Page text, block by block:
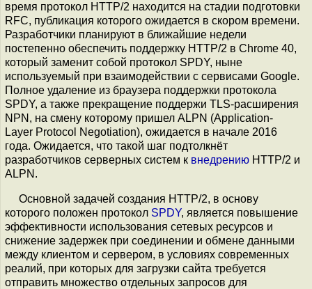
время протокол HTTP/2 находится на стадии подготовки
RFC, публикация которого ожидается в скором времени.
Разработчики планируют в ближайшие недели
постепенно обеспечить поддержку HTTP/2 в Chrome 40,
который заменит собой протокол SPDY, ныне
используемый при взаимодействии с сервисами Google.
Полное удаление из браузера поддержки протокола
SPDY, а также прекращение поддержи TLS-расширения
NPN, на смену которому пришел ALPN (Application-
Layer Protocol Negotiation), ожидается в начале 2016
года. Ожидается, что такой шаг подтолкнёт
разработчиков серверных систем к внедрению HTTP/2 и
ALPN.
Основной задачей создания HTTP/2, в основу
которого положен протокол SPDY, является повышение
эффективности использования сетевых ресурсов и
снижение задержек при соединении и обмене данными
между клиентом и сервером, в условиях современных
реалий, при которых для загрузки сайта требуется
отправить множество отдельных запросов для